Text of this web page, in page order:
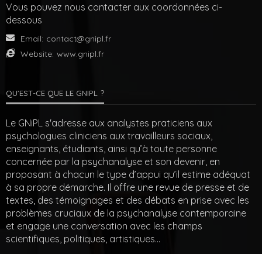
Vous pouvez nous contacter aux coordonnées ci-
dessous
Email: contact@gnipl.fr
Website: www.gnipl.fr
QU’EST-CE QUE LE GNIPL ?
Le GNiPL s'adresse aux analystes praticiens aux
psychologues cliniciens aux travailleurs sociaux,
enseignants, étudiants, ainsi qu’à toute personne
concernée par la psychanalyse et son devenir, en
proposant à chacun le type d’appui qu’il estime adéquat
à sa propre démarche. Il offre une revue de presse et de
textes, des témoignages et des débats en prise avec les
problèmes cruciaux de la psychanalyse contemporaine
et engage une conversation avec les champs
scientifiques, politiques, artistiques…